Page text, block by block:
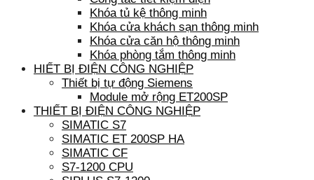
Khóa tủ kệ thông minh
Khóa cửa khách sạn thông minh
Khóa cửa căn hộ thông minh
Khóa phòng tắm thông minh
HIẾT BỊ ĐIỆN CÔNG NGHIỆP
Thiết bị tự động Siemens
Module mở rộng ET200SP
THIẾT BỊ ĐIỆN CÔNG NGHIỆP
SIMATIC S7
SIMATIC ET 200SP HA
SIMATIC CF
S7-1200 CPU